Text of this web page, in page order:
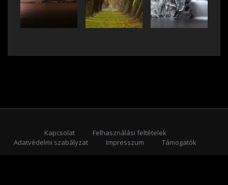
Kapcsolat
Felhasználási feltételek
Adatvédelmi szabályzat
Impresszum
Támogatók